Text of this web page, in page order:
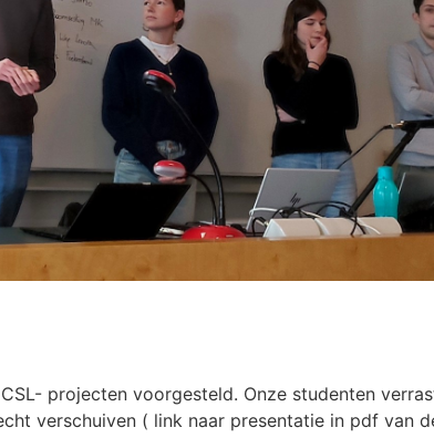
projecten voorgesteld. Onze studenten
verschuiven ( link naar presentatie in pdf van